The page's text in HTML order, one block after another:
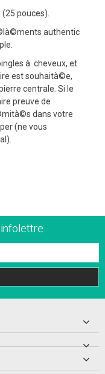
pouces).
authentic
à cheveux, et
est souhaità©e,
centrale. Si le
preuve de
dans votre
(ne vous